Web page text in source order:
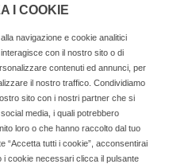
- La piattaforma web per i
Tutti i diritti riservati.
Sanità S.r.l. Largo San
I COOKIE
navigazione e cookie analitici
con il nostro sito o di
contenuti ed annunci, per
il nostro traffico. Condividiamo
sito con i nostri partner che si
media, i quali potrebbero
loro o che hanno raccolto dal tuo
“Accetta tutti i cookie”, acconsentirai
i cookie necessari clicca il pulsante